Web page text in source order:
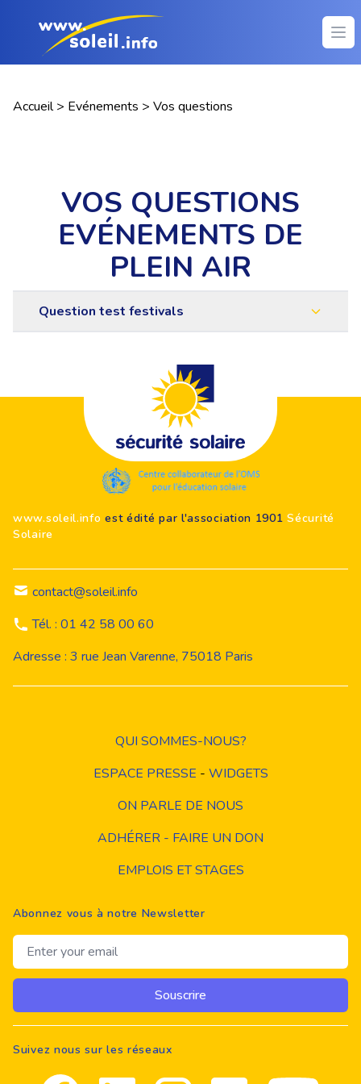
Accueil > Evénements > Vos questions
VOS QUESTIONS
EVÉNEMENTS DE
PLEIN AIR
Question test festivals
festivalsQuestion test festivalsQuestion test
festivalsQuestion test festivalsQuestion test
festivalsQuestion test festivalsQuestion test
www.soleil.info est édité par l'association 1901Sécurité
Solaire
contact@soleil.info
Tél. : 01 42 58 00 60
Adresse : 3 rue Jean Varenne, 75018 Paris
QUI SOMMES-NOUS?
ESPACE PRESSE - WIDGETS
ON PARLE DE NOUS
ADHÉRER - FAIRE UN DON
EMPLOIS ET STAGES
Abonnez vous à notre Newsletter
Email address
Souscrire
Suivez nous sur les réseaux